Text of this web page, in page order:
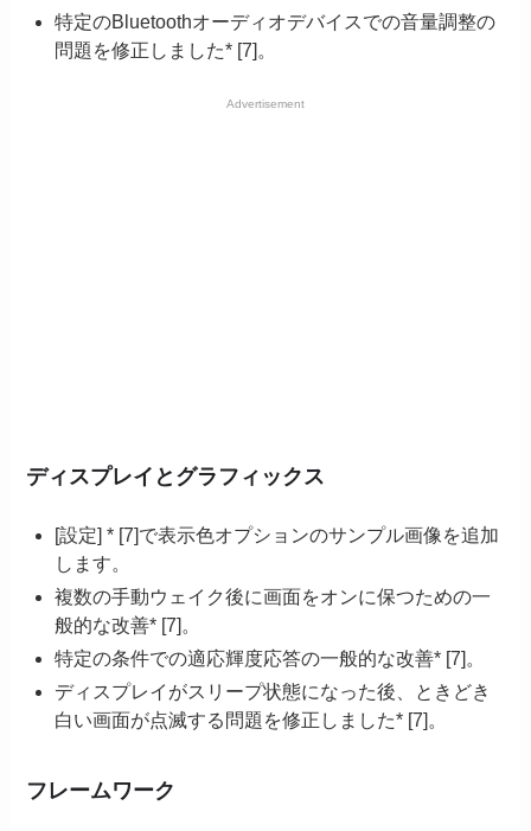
特定のBluetoothオーディオデバイスでの音量調整の
問題を修正しました* [7]。
Advertisement
ディスプレイとグラフィックス
[設定] * [7]で表示色オプションのサンプル画像を追加
します。
複数の手動ウェイク後に画面をオンに保つための一
般的な改善* [7]。
特定の条件での適応輝度応答の一般的な改善* [7]。
ディスプレイがスリープ状態になった後、ときどき
白い画面が点滅する問題を修正しました* [7]。
フレームワーク